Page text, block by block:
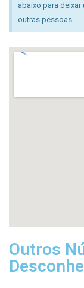
abaixo para
outras pessoas.
Outros